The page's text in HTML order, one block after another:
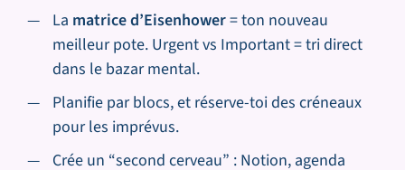
La matrice d’Eisenhower= ton nouveau
meilleur pote. Urgent vs Important = tri direct
dans le bazar mental.
Planifie par blocs, et réserve-toi des créneaux
pour les imprévus.
Crée un “second cerveau” : Notion, agenda